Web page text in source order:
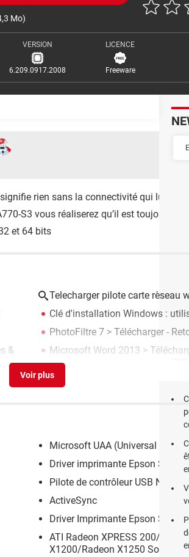
Mo)
VERSION
6.209.0917.2008
LICENCE
Freeware
rien sans la connectivité qui lui
S3 vous réaliserez qu’il est toujours
et 64 bits
Telecharger pilote carte rèseau
Clé d'installation Windows :
PhotoFiltre 7 > Télécharger -
&
Microsoft Word 2013 >
Microsoft UAA (Universal Audio
Driver imprimante Epson
Pilote de contrôleur USB NEC
ActiveSync
Driver Imprimante Epson Stylus
ATI Radeon XPRESS 200/
X1200/Radeon X1250 South